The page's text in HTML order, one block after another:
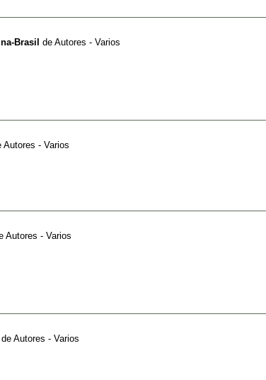
Brasil de Autores - Varios
Autores - Varios
Autores - Varios
Autores - Varios